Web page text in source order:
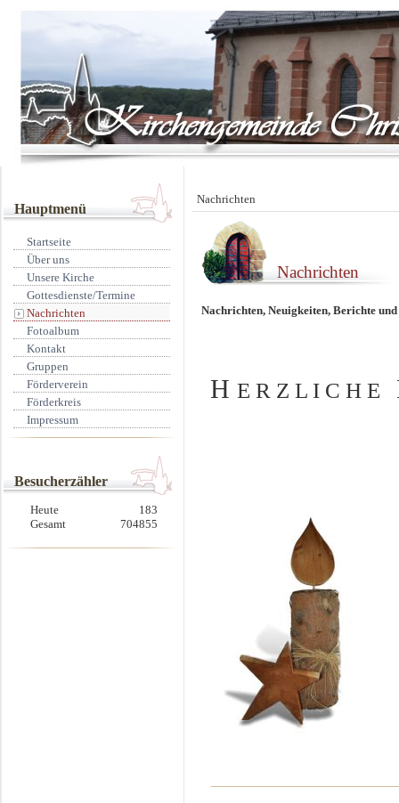
Hauptmenü
Startseite
Über uns
Unsere Kirche
Gottesdienste/Termine
Nachrichten
Fotoalbum
Kontakt
Gruppen
Förderverein
Förderkreis
Impressum
Besucherzähler
Heute
183
Gesamt
704855
Nachrichten
Nachrichten
Nachrichten, Neuigkeiten, Berichte
H E R Z L I C H E